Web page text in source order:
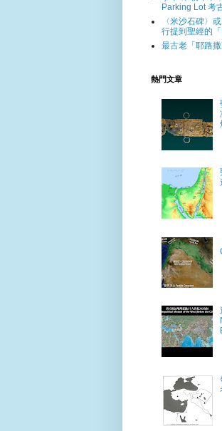
Parking Lot 考
〈米沙石碑〉
行提到聖經的「
最古老「耶路
熱門文章